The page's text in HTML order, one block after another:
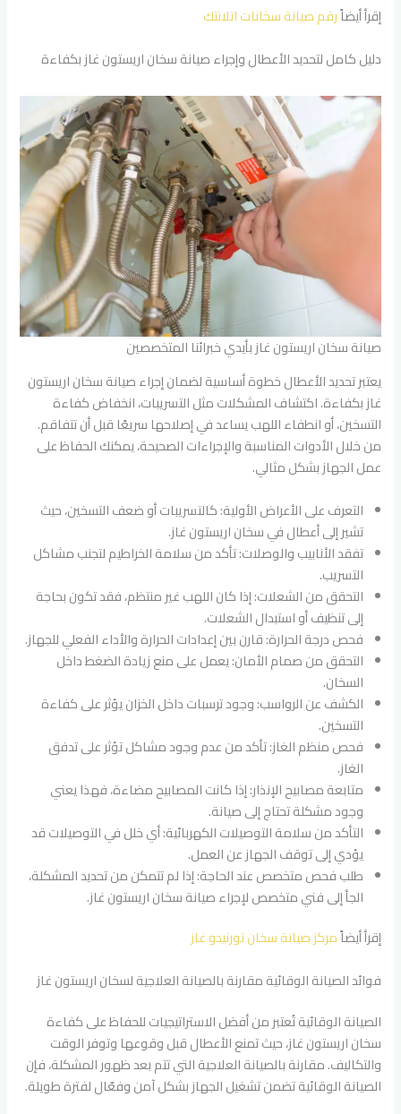
إقرأ أيضاًرقم صيانة سخانات اتلانتك
دليل كامل لتحديد الأعطال وإجراء صيانة سخان اريستون غاز بكفاءة
صيانة سخان اريستون غاز بأيدي خبرائنا المتخصصين
يعتبر تحديد الأعطال خطوة أساسية لضمان إجراء صيانة سخان اريستون
غاز بكفاءة. اكتشاف المشكلات مثل التسريبات، انخفاض كفاءة
التسخين، أو انطفاء اللهب يساعد في إصلاحها سريعًا قبل أن تتفاقم.
من خلال الأدوات المناسبة والإجراءات الصحيحة، يمكنك الحفاظ على
عمل الجهاز بشكل مثالي.
التعرف على الأعراض الأولية: كالتسريبات أو ضعف التسخين، حيث
تشير إلى أعطال في سخان اريستون غاز.
تفقد الأنابيب والوصلات: تأكد من سلامة الخراطيم لتجنب مشاكل
التسريب.
التحقق من الشعلات: إذا كان اللهب غير منتظم، فقد تكون بحاجة
إلى تنظيف أو استبدال الشعلات.
فحص درجة الحرارة: قارن بين إعدادات الحرارة والأداء الفعلي للجهاز.
التحقق من صمام الأمان: يعمل على منع زيادة الضغط داخل
السخان.
الكشف عن الرواسب: وجود ترسبات داخل الخزان يؤثر على كفاءة
التسخين.
فحص منظم الغاز: تأكد من عدم وجود مشاكل تؤثر على تدفق
الغاز.
متابعة مصابيح الإنذار: إذا كانت المصابيح مضاءة، فهذا يعني
وجود مشكلة تحتاج إلى صيانة.
التأكد من سلامة التوصيلات الكهربائية: أي خلل في التوصيلات قد
يؤدي إلى توقف الجهاز عن العمل.
طلب فحص متخصص عند الحاجة: إذا لم تتمكن من تحديد المشكلة،
الجأ إلى فني متخصص لإجراء صيانة سخان اريستون غاز.
إقرأ أيضاًمركز صيانة سخان تورنيدو غاز
فوائد الصيانة الوقائية مقارنة بالصيانة العلاجية لسخان اريستون غاز
الصيانة الوقائية تُعتبر من أفضل الاستراتيجيات للحفاظ على كفاءة
سخان اريستون غاز، حيث تمنع الأعطال قبل وقوعها وتوفر الوقت
والتكاليف. مقارنة بالصيانة العلاجية التي تتم بعد ظهور المشكلة، فإن
الصيانة الوقائية تضمن تشغيل الجهاز بشكل آمن وفعّال لفترة طويلة.